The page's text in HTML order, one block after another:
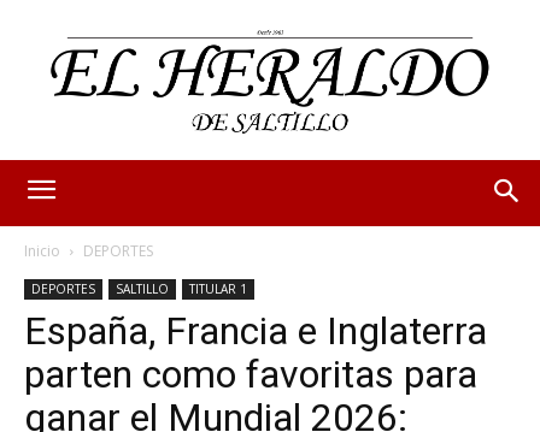
Inicio DEPORTES
DEPORTES SALTILLO TITULAR 1
España, Francia e Inglaterra
parten como favoritas para
ganar el Mundial 2026: